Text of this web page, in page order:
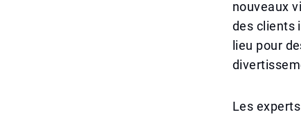
nouveaux
des clients
lieu pour
Les